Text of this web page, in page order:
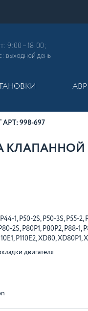
9:00 – 18:00;
выходной день
АВР
АРТ: 998-697
КЛАПАННОЙ
1, P50-2S, P50-3S, P55-
2S, P80P1, P80P2, P88-1,
P110E2, XD80, XD80P1,
двигателя